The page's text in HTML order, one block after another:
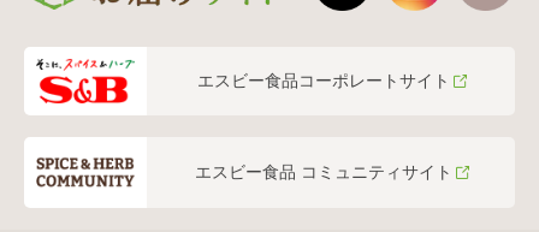
エスビー食品コーポレートサイト
エスビー食品 コミュニティサイト